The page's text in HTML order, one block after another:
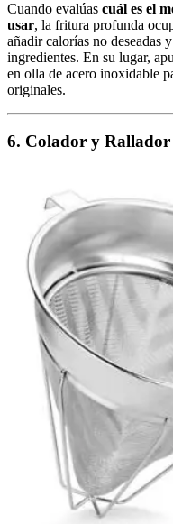
Cuando evalúas cuál es el
usar, la fritura profunda
añadir calorías no deseadas
ingredientes. En su lugar,
en olla de acero inoxidable
originales.
6. Colador y